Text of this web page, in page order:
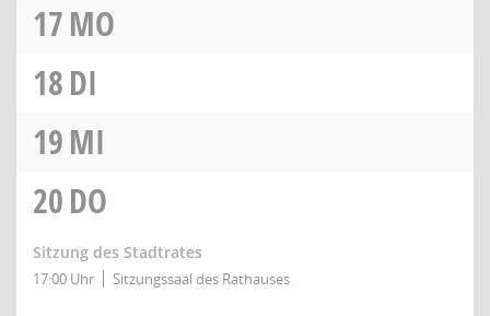
17MO
18DI
19MI
20DO
Sitzung des Stadtrates
17:00 Uhr Sitzungssaal des Rathauses